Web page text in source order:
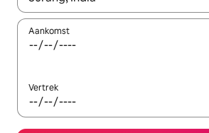
Aankomst
Vertrek